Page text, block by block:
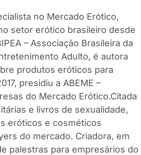
no Mercado Erótico,
setor erótico brasileiro desde
– Associação Brasileira da
Adulto, é autora
produtos eróticos para
presidiu a ABEME –
do Mercado Erótico.Citada
e livros de sexualidade,
eróticos e cosméticos
do mercado. Criadora, em
palestras para empresários do